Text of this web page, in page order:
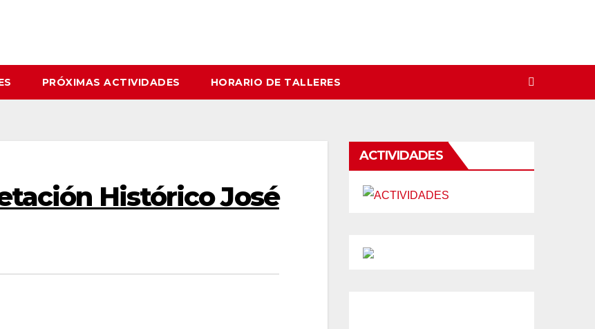
PRÓXIMAS ACTIVIDADES HORARIO DE TALLERES
Histórico José
ACTIVIDADES